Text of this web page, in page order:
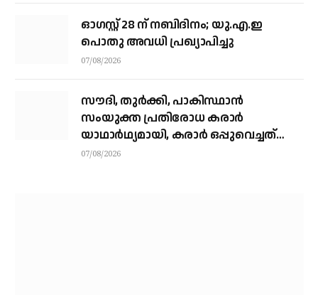
ഓഗസ്റ്റ് 28 ന് നബിദിനം; യു.എ.ഇ
പൊതു അവധി പ്രഖ്യാപിച്ചു
07/08/2026
സൗദി, തുര്‍ക്കി, പാകിസ്ഥാന്‍
സംയുക്ത പ്രതിരോധ കരാര്‍
യാഥാര്‍ഥ്യമായി, കരാര്‍ ഒപ്പുവെച്ചത്
വിശുദ്ധ ഹറമിന്റെ ചാരത്ത്
07/08/2026